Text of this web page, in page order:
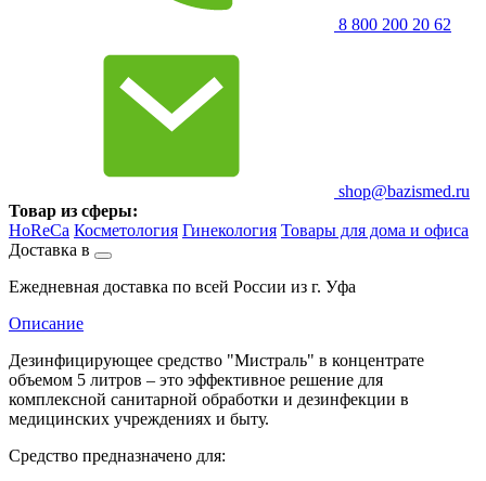
8 800 200 20 62
shop@bazismed.ru
Товар из сферы:
HoReCa Косметология Гинекология Товары для дома и офиса
Доставка в
Ежедневная доставка по всей России из г. Уфа
Описание
Дезинфицирующее средство "Мистраль" в концентрате
объемом 5 литров – это эффективное решение для
комплексной санитарной обработки и дезинфекции в
медицинских учреждениях и быту.
Средство предназначено для: